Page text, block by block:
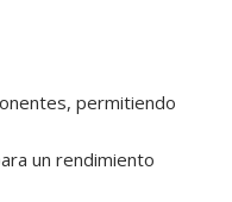
permitiendo
un rendimiento